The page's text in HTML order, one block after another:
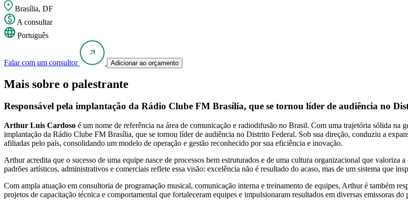
Brasília, DF
A consultar
Português
Falar com um consultor Adicionar ao orçamento
Mais sobre o palestrante
Responsável pela implantação da Rádio Clube FM Brasília, que se tornou líder de audiência no
Arthur Luis Cardoso é um nome de referência na área de comunicação e radiodifusão no Brasil. Com uma trajetória sólida na
implantação da Rádio Clube FM Brasília, que se tornou líder de audiência no Distrito Federal. Sob sua direção, conduziu a
afiliadas pelo país, consolidando um modelo de operação e gestão reconhecido por sua eficiência e inovação.
Arthur acredita que o sucesso de uma equipe nasce de processos bem estruturados e de uma cultura organizacional que
padrões artísticos, administrativos e comerciais reflete essa visão: excelência não é resultado do acaso, mas de um sistema que
Com ampla atuação em consultoria de programação musical, comunicação interna e treinamento de equipes, Arthur é também
projetos de capacitação técnica e comportamental que fortaleceram equipes e impulsionaram resultados em diversas emissoras do